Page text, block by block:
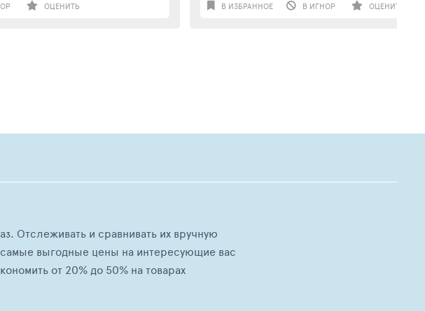
ОЦЕНИТЬ В ИЗБРАННОЕ В ИГНОР ОЦЕНИТЬ
Отслеживать и сравнивать их вручную
выгодные цены на интересующие вас
от 20% до 50% на товарах